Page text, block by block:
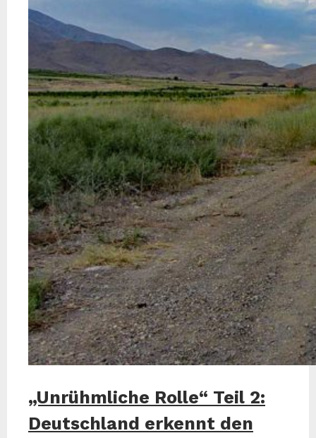
„Unrühmliche Rolle“ Teil 2:
Deutschland erkennt den